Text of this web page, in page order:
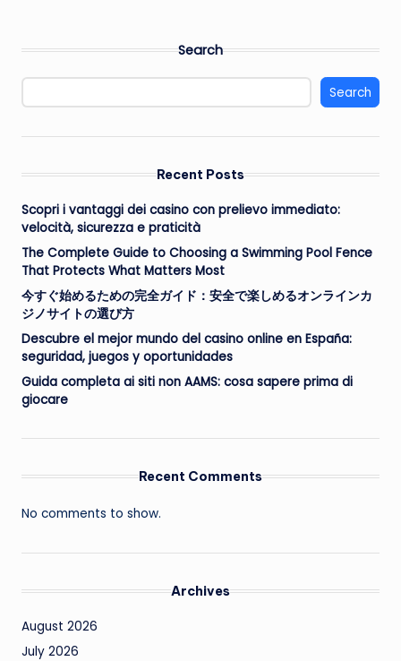
Search
Search
Recent Posts
Scopri i vantaggi dei casino con prelievo immediato:
velocità, sicurezza e praticità
The Complete Guide to Choosing a Swimming Pool Fence
That Protects What Matters Most
今すぐ始めるための完全ガイド：安全で楽しめるオンラインカ
ジノサイトの選び方
Descubre el mejor mundo del casino online en España:
seguridad, juegos y oportunidades
Guida completa ai siti non AAMS: cosa sapere prima di
giocare
Recent Comments
No comments to show.
Archives
August 2026
July 2026